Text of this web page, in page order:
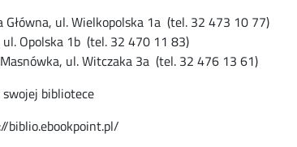
ul. Wielkopolska 1a (tel. 32 473 10 77)
Opolska 1b (tel. 32 470 11 83)
ul. Witczaka 3a (tel. 32 476 13 61)
bibliotece
biblio.ebookpoint.pl/